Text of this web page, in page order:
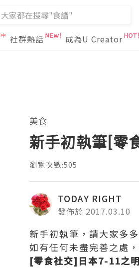
社群熱話 成為U Creator
美食
新手初執筆[零
瀏覽次數:505
TODAY RIGHT
發佈於 2017.03.10
新手初執筆，請大家多多
如有任何未盡完善之處
[零食社交]日本7-11之